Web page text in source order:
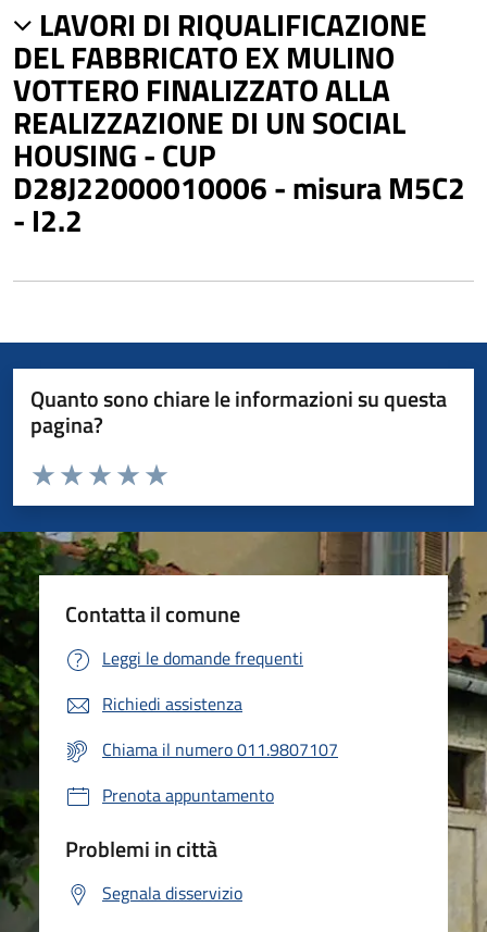
LAVORI DI RIQUALIFICAZIONE
DEL FABBRICATO EX MULINO
VOTTERO FINALIZZATO ALLA
REALIZZAZIONE DI UN SOCIAL
HOUSING - CUP
D28J22000010006 - misura M5C2
- I2.2
Quanto sono chiare le informazioni su questa
pagina?
Valuta da 1 a 5 stelle la pagina
Valuta 5 stelle su 5
Valuta 4 stelle su 5
Valuta 3 stelle su 5
Valuta 2 stelle su 5
Valuta 1 stelle su 5
Contatta il comune
Leggi le domande frequenti
Richiedi assistenza
Chiama il numero 011.9807107
Prenota appuntamento
Problemi in città
Segnala disservizio